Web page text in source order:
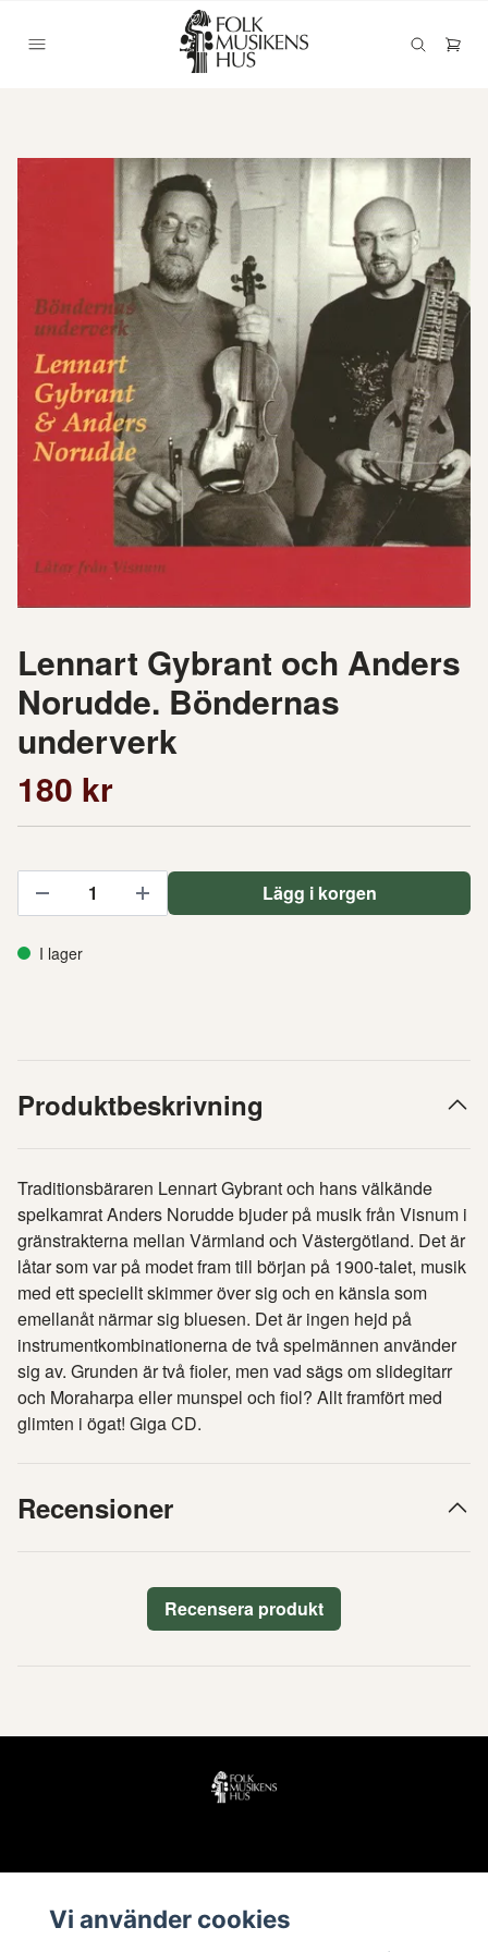
Lennart Gybrant och Anders
Norudde. Böndernas
underverk
180 kr
Lägg i korgen
I lager
Produktbeskrivning
Traditionsbäraren Lennart Gybrant och hans välkände
spelkamrat Anders Norudde bjuder på musik från Visnum i
gränstrakterna mellan Värmland och Västergötland. Det är
låtar som var på modet fram till början på 1900-talet, musik
med ett speciellt skimmer över sig och en känsla som
emellanåt närmar sig bluesen. Det är ingen hejd på
instrumentkombinationerna de två spelmännen använder
sig av. Grunden är två fioler, men vad sägs om slidegitarr
och Moraharpa eller munspel och fiol? Allt framfört med
glimten i ögat! Giga CD.
Recensioner
Recensera produkt
Vi använder cookies